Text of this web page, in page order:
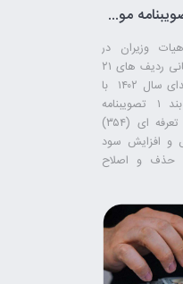
ملغی الاثر شدن تصویبنامه موضوع اصلاح تعرفه های سود بازرگانی کالاهای وارداتی
وزیران در
خصوص اصلاح سود بازرگانی ردیف های ۲۱
تا ۲۵ و ۴۳ تا ۴۷ از ابتدای سال ۱۴۰۲ با
الحاق یک تبصره به بند ۱ تصویبنامه
موضوع تعیین اصلاحات تعرفه ای (۳۵۴)
و افزایش سود
حذف و اصلاح